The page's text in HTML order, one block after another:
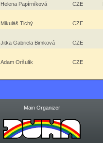
Helena Papírníková CZE
Mikuláš Tichý CZE
Jitka Gabriela Bimková CZE
Adam Oršulík CZE
Main Organizer